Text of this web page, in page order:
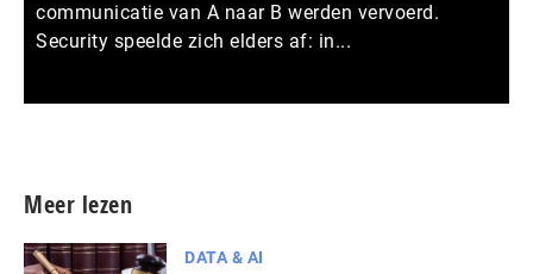
communicatie van A naar B werden vervoerd.
Security speelde zich elders af: in...
Meer lezen
DATA & AI